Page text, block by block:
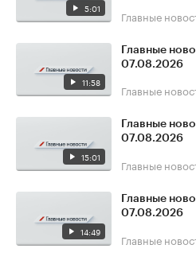
5:01 Главные
11:58
Главные
07.08.2026
Главные
15:01
Главные
07.08.2026
Главные
14:49
Главные
07.08.2026
Главные